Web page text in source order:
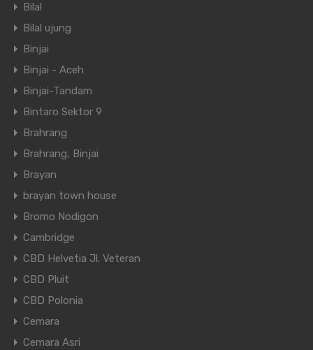
Bilal
Bilal ujung
Binjai
Binjai - Aceh
Binjai-Tandam
Bintaro Sektor 9
Brahrang
Brahrang, Binjai
Brayan
brayan town house
Bromo Nodigon
Cambridge
CBD Helvetia Jl. Veteran
CBD Pluit
CBD Polonia
Cemara
Cemara Asri